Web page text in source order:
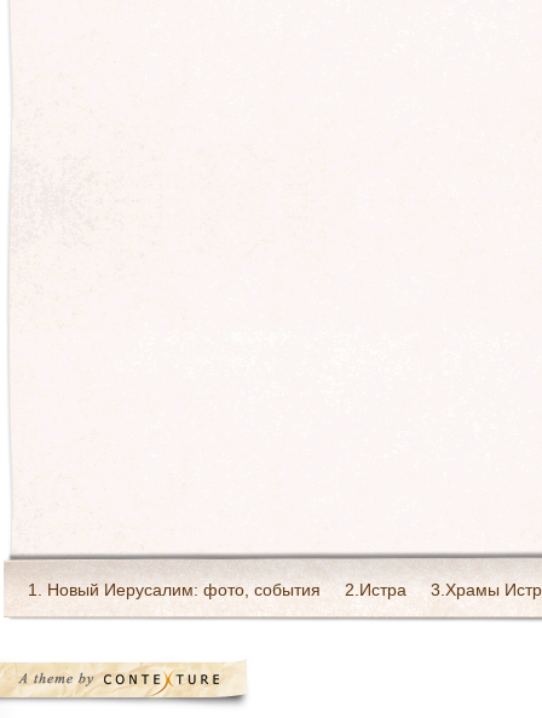
1. Новый Иерусалим: фото, события 2.Истра 3.Храмы
Ресурсы Интернет Святоотеческое наследие